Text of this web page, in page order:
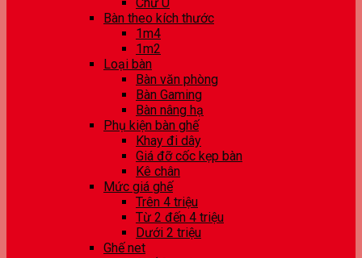
Bàn theo kích thước
1m4
1m2
Loại bàn
Bàn văn phòng
Bàn Gaming
Bàn nâng hạ
Phụ kiện bàn ghế
Khay đi dây
Giá đỡ cốc kẹp bàn
Kê chân
Mức giá ghế
Trên 4 triệu
Từ 2 đến 4 triệu
Dưới 2 triệu
Ghế net